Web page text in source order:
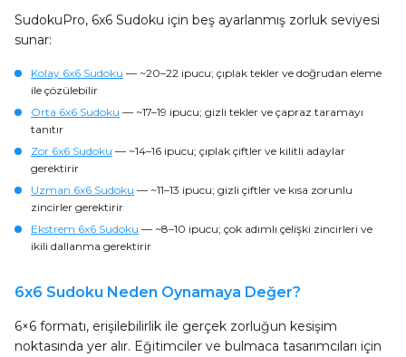
SudokuPro, 6x6 Sudoku için beş ayarlanmış zorluk seviyesi
sunar:
Kolay 6x6 Sudoku — ~20–22 ipucu; çıplak tekler ve doğrudan eleme
ile çözülebilir
Orta 6x6 Sudoku — ~17–19 ipucu; gizli tekler ve çapraz taramayı
tanıtır
Zor 6x6 Sudoku — ~14–16 ipucu; çıplak çiftler ve kilitli adaylar
gerektirir
Uzman 6x6 Sudoku — ~11–13 ipucu; gizli çiftler ve kısa zorunlu
zincirler gerektirir
Ekstrem 6x6 Sudoku — ~8–10 ipucu; çok adımlı çelişki zincirleri ve
ikili dallanma gerektirir
6x6 Sudoku Neden Oynamaya Değer?
6×6 formatı, erişilebilirlik ile gerçek zorluğun kesişim
noktasında yer alır. Eğitimciler ve bulmaca tasarımcıları için